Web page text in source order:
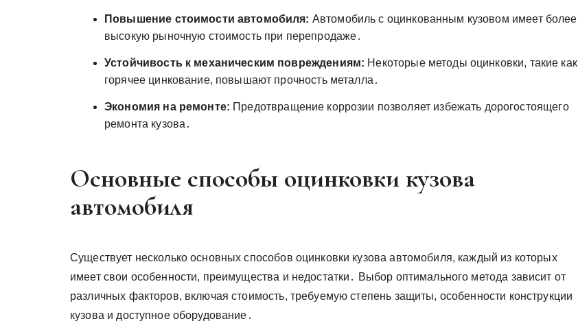
Повышение стоимости автомобиля: Автомобиль с оцинкованным кузовом имеет более
высокую рыночную стоимость при перепродаже․
Устойчивость к механическим повреждениям: Некоторые методы оцинковки, такие как
горячее цинкование, повышают прочность металла․
Экономия на ремонте: Предотвращение коррозии позволяет избежать дорогостоящего
ремонта кузова․
Основные способы оцинковки кузова
автомобиля
Существует несколько основных способов оцинковки кузова автомобиля, каждый из которых
имеет свои особенности, преимущества и недостатки․ Выбор оптимального метода зависит от
различных факторов, включая стоимость, требуемую степень защиты, особенности конструкции
кузова и доступное оборудование․